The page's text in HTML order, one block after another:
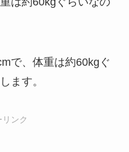
で、体重は約60kgぐ
ます。
ンク